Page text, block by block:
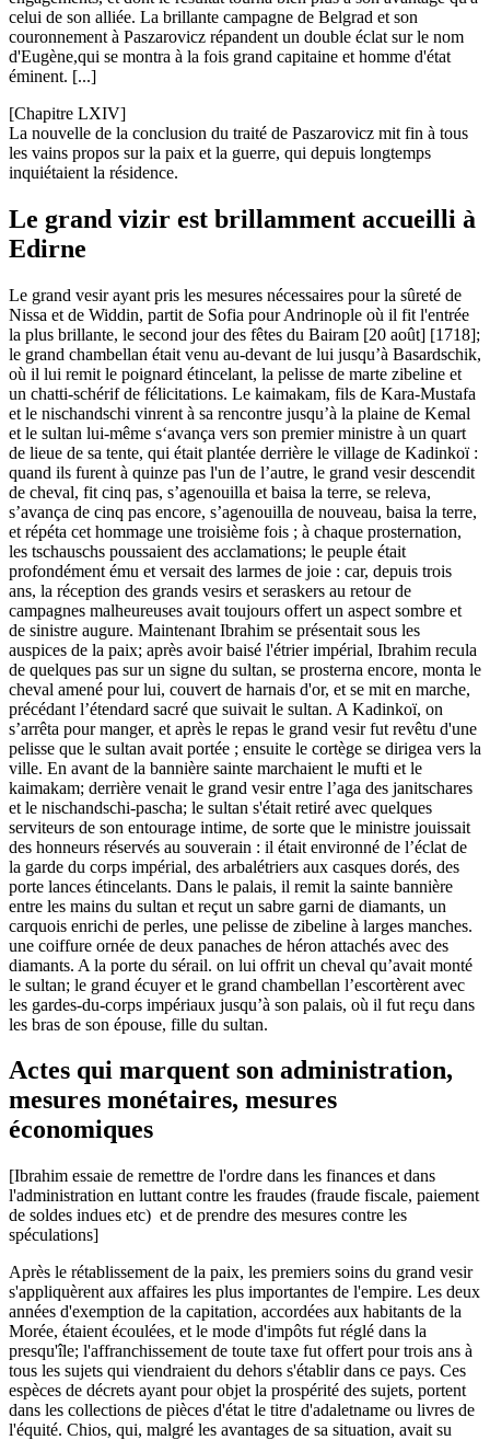
celui de son alliée. La brillante campagne de Belgrad et son
couronnement à Paszarovicz répandent un double éclat sur le nom
d'Eugène,qui se montra à la fois grand capitaine et homme d'état
éminent. [...]
[Chapitre LXIV]
La nouvelle de la conclusion du traité de Paszarovicz mit fin à tous
les vains propos sur la paix et la guerre, qui depuis longtemps
inquiétaient la résidence.
Le grand vizir est brillamment accueilli à
Edirne
Le grand vesir ayant pris les mesures nécessaires pour la sûreté de
Nissa et de Widdin, partit de Sofia pour Andrinople où il fit l'entrée
la plus brillante, le second jour des fêtes du Bairam [20 août] [1718];
le grand chambellan était venu au-devant de lui jusqu’à Basardschik,
où il lui remit le poignard étincelant, la pelisse de marte zibeline et
un chatti-schérif de félicitations. Le kaimakam, fils de Kara-Mustafa
et le nischandschi vinrent à sa rencontre jusqu’à la plaine de Kemal
et le sultan lui-même s‘avança vers son premier ministre à un quart
de lieue de sa tente, qui était plantée derrière le village de Kadinkoï :
quand ils furent à quinze pas l'un de l’autre, le grand vesir descendit
de cheval, fit cinq pas, s’agenouilla et baisa la terre, se releva,
s’avança de cinq pas encore, s’agenouilla de nouveau, baisa la terre,
et répéta cet hommage une troisième fois ; à chaque prosternation,
les tschauschs poussaient des acclamations; le peuple était
profondément ému et versait des larmes de joie : car, depuis trois
ans, la réception des grands vesirs et seraskers au retour de
campagnes malheureuses avait toujours offert un aspect sombre et
de sinistre augure. Maintenant Ibrahim se présentait sous les
auspices de la paix; après avoir baisé l'étrier impérial, Ibrahim recula
de quelques pas sur un signe du sultan, se prosterna encore, monta le
cheval amené pour lui, couvert de harnais d'or, et se mit en marche,
précédant l’étendard sacré que suivait le sultan. A Kadinkoï, on
s’arrêta pour manger, et après le repas le grand vesir fut revêtu d'une
pelisse que le sultan avait portée ; ensuite le cortège se dirigea vers la
ville. En avant de la bannière sainte marchaient le mufti et le
kaimakam; derrière venait le grand vesir entre l’aga des janitschares
et le nischandschi-pascha; le sultan s'était retiré avec quelques
serviteurs de son entourage intime, de sorte que le ministre jouissait
des honneurs réservés au souverain : il était environné de l’éclat de
la garde du corps impérial, des arbalétriers aux casques dorés, des
porte lances étincelants. Dans le palais, il remit la sainte bannière
entre les mains du sultan et reçut un sabre garni de diamants, un
carquois enrichi de perles, une pelisse de zibeline à larges manches.
une coiffure ornée de deux panaches de héron attachés avec des
diamants. A la porte du sérail. on lui offrit un cheval qu’avait monté
le sultan; le grand écuyer et le grand chambellan l’escortèrent avec
les gardes-du-corps impériaux jusqu’à son palais, où il fut reçu dans
les bras de son épouse, fille du sultan.
Actes qui marquent son administration,
mesures monétaires, mesures
économiques
[Ibrahim essaie de remettre de l'ordre dans les finances et dans
l'administration en luttant contre les fraudes (fraude fiscale, paiement
de soldes indues etc) et de prendre des mesures contre les
spéculations]
Après le rétablissement de la paix, les premiers soins du grand vesir
s'appliquèrent aux affaires les plus importantes de l'empire. Les deux
années d'exemption de la capitation, accordées aux habitants de la
Morée, étaient écoulées, et le mode d'impôts fut réglé dans la
presqu'île; l'affranchissement de toute taxe fut offert pour trois ans à
tous les sujets qui viendraient du dehors s'établir dans ce pays. Ces
espèces de décrets ayant pour objet la prospérité des sujets, portent
dans les collections de pièces d'état le titre d'adaletname ou livres de
l'équité. Chios, qui, malgré les avantages de sa situation, avait su